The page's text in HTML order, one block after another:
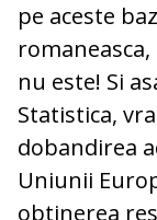
pe aceste
nu este! Si
Statistica,
dobandirea
Uniunii
obtinerea